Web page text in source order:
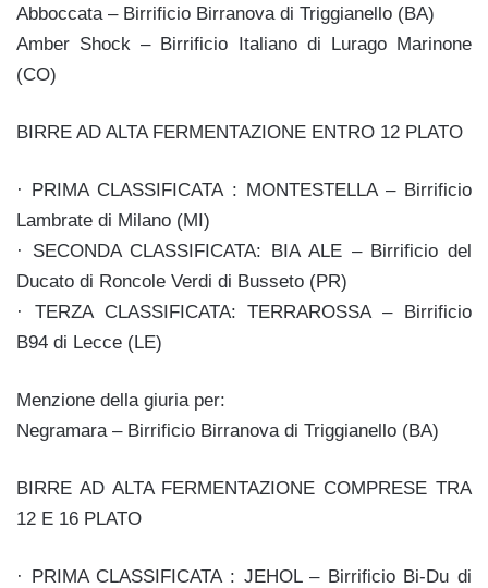
Abboccata – Birrificio Birranova di Triggianello (BA)
Amber Shock – Birrificio Italiano di Lurago Marinone
(CO)
BIRRE AD ALTA FERMENTAZIONE ENTRO 12 PLATO
· PRIMA CLASSIFICATA : MONTESTELLA – Birrificio
Lambrate di Milano (MI)
· SECONDA CLASSIFICATA: BIA ALE – Birrificio del
Ducato di Roncole Verdi di Busseto (PR)
· TERZA CLASSIFICATA: TERRAROSSA – Birrificio
B94 di Lecce (LE)
Menzione della giuria per:
Negramara – Birrificio Birranova di Triggianello (BA)
BIRRE AD ALTA FERMENTAZIONE COMPRESE TRA
12 E 16 PLATO
· PRIMA CLASSIFICATA : JEHOL – Birrificio Bi-Du di